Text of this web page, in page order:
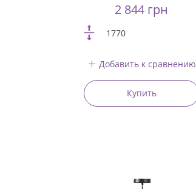
2 844 грн
1770
Добавить к сравнению
Купить